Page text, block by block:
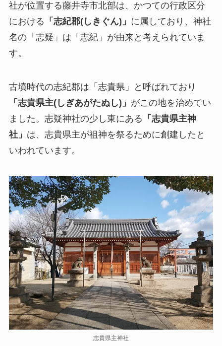
社が位置する藤井寺市北部は、かつての行政区分
における 「志紀郡(しきぐん)」 に属しており、神社
名の「志疑」は「志紀」が由来と考えられていま
す。
古墳時代の志紀郡は「志貴県」と呼ばれており
「志貴県主(しぎあがたぬし)」 がこの地を治めてい
ました。志疑神社の少し東にある 「志貴県主神
社」 は、志貴県主が祖神を祭るために創建したと
いわれています。
志貴県主神社